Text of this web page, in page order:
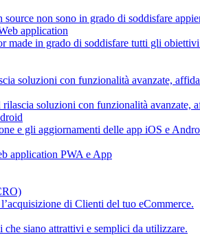
non sono in grado di soddisfare
application
made in grado di soddisfare tutti gli
soluzioni con funzionalità avanzate,
soluzioni con funzionalità avanzate,
e gli aggiornamenti delle app iOS e
application PWA e App
di Clienti del tuo eCommerce.
siano attrattivi e semplici da utilizzare.